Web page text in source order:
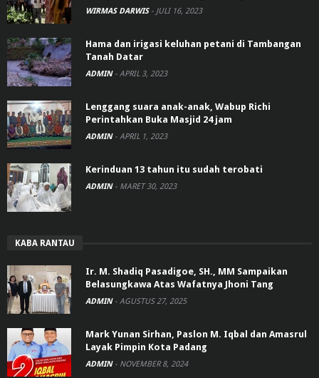
WIRMAS DARWIS - JULI 16, 2023
Hama dan irigasi keluhan petani di Tambangan
Tanah Datar
ADMIN - APRIL 3, 2023
Lenggang suara anak-anak, Wabup Richi
Perintahkan Buka Masjid 24 jam
ADMIN - APRIL 1, 2023
Kerinduan 13 tahun itu sudah terobati
ADMIN - MARET 30, 2023
KABA RANTAU
Ir. M. Shadiq Pasadigoe, SH., MM Sampaikan
Belasungkawa Atas Wafatnya Jhoni Tang
ADMIN - AGUSTUS 27, 2025
Mark Yunan Sirhan, Paslon M. Iqbal dan Amasrul
Layak Pimpin Kota Padang
ADMIN - NOVEMBER 8, 2024